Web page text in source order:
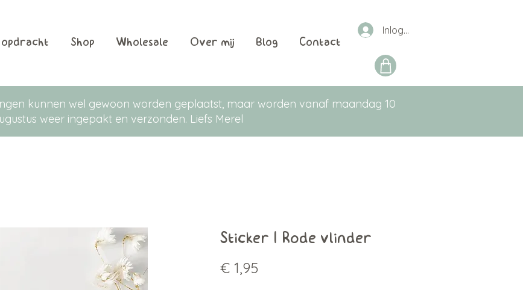
opdracht Shop Wholesale Over mij Blog Contact
Inloggen
kunnen wel gewoon worden geplaatst, maar worden vanaf maandag 10
weer ingepakt en verzonden. Liefs Merel
Sticker | Rode vlinder
€ 1,95